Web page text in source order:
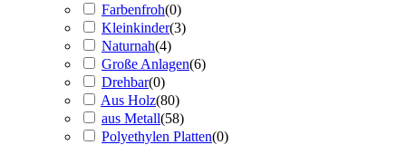
Farbenfroh(0)
Kleinkinder(3)
Naturnah(4)
Große Anlagen(6)
Drehbar(0)
Aus Holz(80)
aus Metall(58)
Polyethylen Platten(0)